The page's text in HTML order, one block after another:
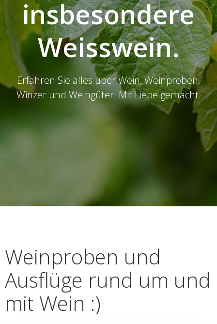
insbesondere
Weisswein.
Erfahren Sie alles über Wein, Weinproben,
Winzer und Weingüter. Mit Liebe gemacht.
Weinproben und
Ausflüge rund um und
mit Wein :)